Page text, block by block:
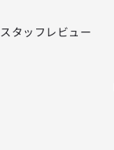
スタッフレビュー